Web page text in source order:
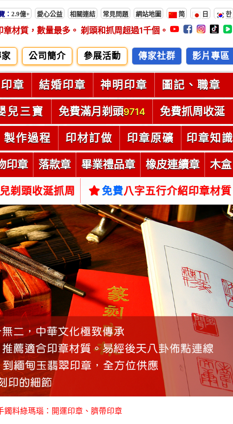
： 2.9億+ 愛心公益 相關連結 常見問題 網站地圖 简 日 한
章材質，數量最多。 剃頭和抓周超過1千個。
公司簡介 參展活動 傳家社群 影片專區
章 結婚印章 神明印章 圖記、職章
兒三寶 免費滿月剃頭9714 免費抓周收涎
製作過程 印材訂做 印章原礦 印章知識
印章 落款章 畢業禮品章 橡皮連續章 木盒
剃頭收涎抓周 免費八字五行介紹印章材質
鐲料綠瑪瑙：開運印章、臍帶印章